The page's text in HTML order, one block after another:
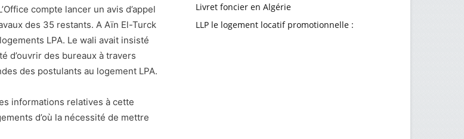
compte lancer un avis d’appel
des 35 restants. A Aïn El-Turck
LPA. Le wali avait insisté
d’ouvrir des bureaux à travers
des postulants au logement LPA.
informations relatives à cette
d’où la nécessité de mettre
Livret foncier en Algérie
LLP le logement locatif promotionnelle :